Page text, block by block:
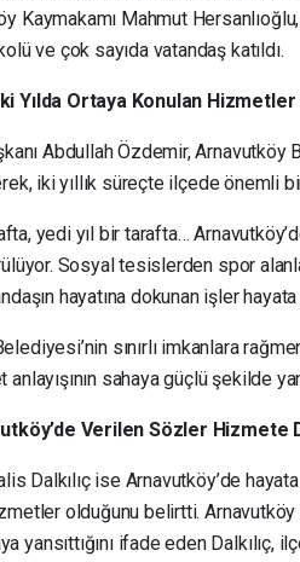
Kaymakamı Mahmut
ve çok sayıda vatandaş katıldı.
Yılda Ortaya Konulan
Abdullah Özdemir,
iki yıllık süreçte ilçede önemli
yedi yıl bir tarafta…
Sosyal tesislerden spor
hayatına dokunan işler
sınırlı imkanlara
sahaya güçlü şekilde
Verilen Sözler Hizmete
Dalkılıç ise Arnavutköy’de
olduğunu belirtti.
yansıttığını ifade eden Dalkılıç,